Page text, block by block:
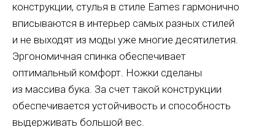
конструкции, стулья в стиле Eames гармонично
вписываются в интерьер самых разных стилей
и не выходят из моды уже многие десятилетия.
Эргономичная спинка обеспечивает
оптимальный комфорт. Ножки сделаны
из массива бука. За счет такой конструкции
обеспечивается устойчивость и способность
выдерживать большой вес.